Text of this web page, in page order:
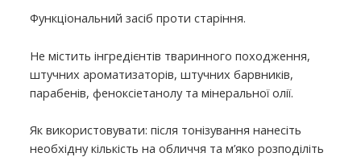
Функціональний засіб проти старіння.
Не містить інгредієнтів тваринного походження,
штучних ароматизаторів, штучних барвників,
парабенів, феноксіетанолу та мінеральної олії.
Як використовувати: після тонізування нанесіть
необхідну кількість на обличчя та м’яко розподіліть